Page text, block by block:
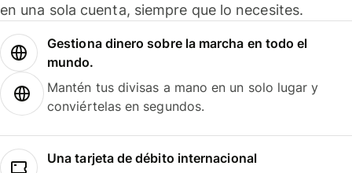
en una sola cuenta, siempre que lo necesites.
Gestiona dinero sobre la marcha en todo el
mundo.
Mantén tus divisas a mano en un solo lugar y
conviértelas en segundos.
Una tarjeta de débito internacional